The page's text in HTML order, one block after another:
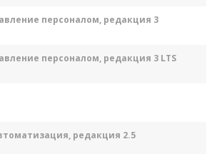
персоналом, редакция 3
персоналом, редакция 3 LTS
редакция 2.5